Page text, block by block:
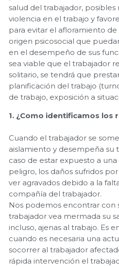
salud del trabajador, posibles
violencia en el trabajo y
para evitar el afloramiento de
origen psicosocial que
en el desempeño de sus
sea viable que el trabajador
solitario, se tendrá que
planificación del trabajo
de trabajo, exposición a
1. ¿Como identificamos los
Cuando el trabajador se
aislamiento y desempeña su
caso de estar expuesto a
peligro, los daños sufridos
ver agravados debido a la
compañía del trabajador.
Nos podemos encontrar con
trabajador vea mermada su
incluso, ajenas al trabajo. Es
cuando es necesaria una
socorrer al trabajador
rápida intervención el